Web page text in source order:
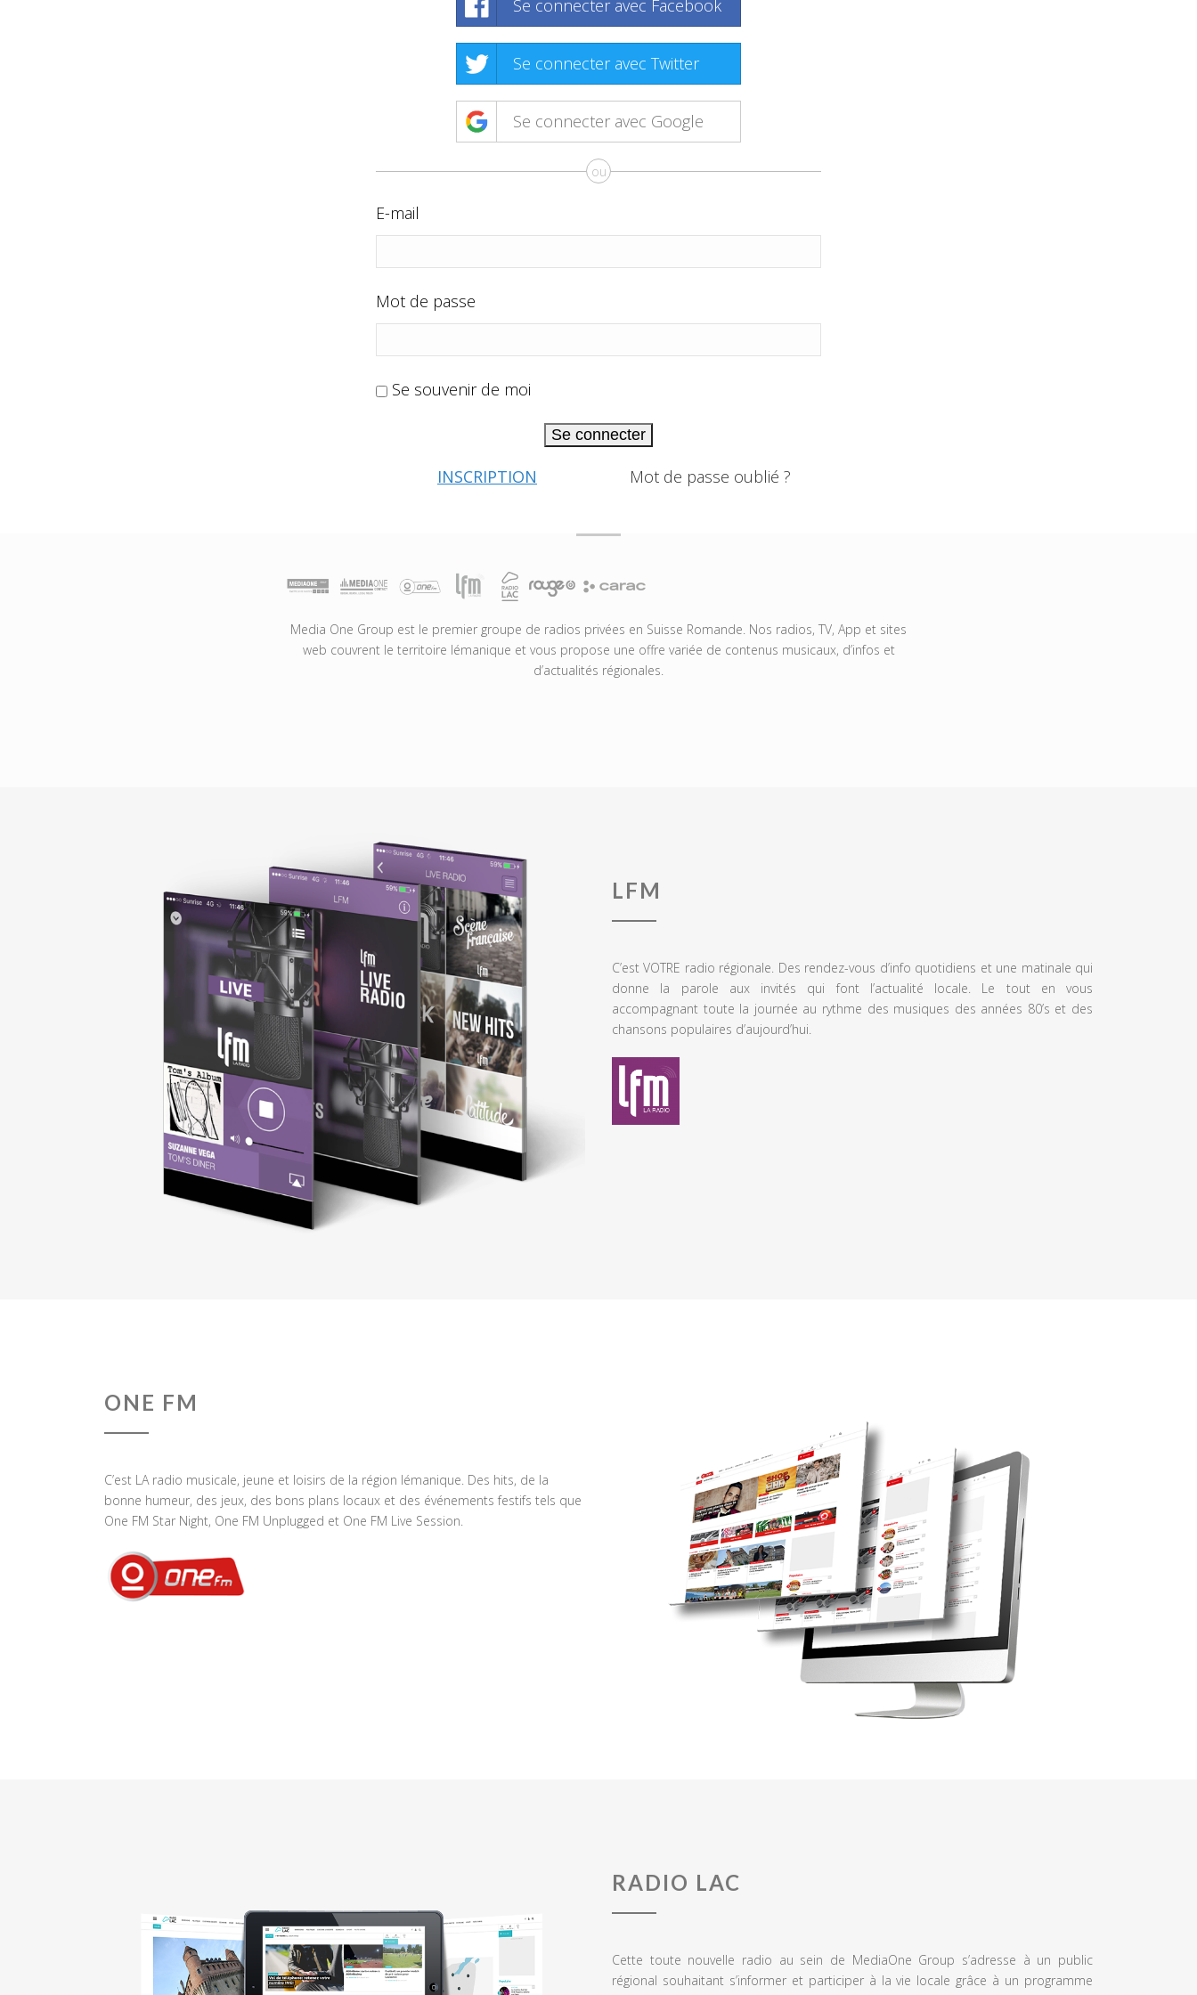
Se connecter avec Facebook
Se connecter avec Twitter
Se connecter avec Google
ou
E-mail
Mot de passe
Se souvenir de moi
Se connecter
INSCRIPTION Mot de passe oublié ?
Media One Group est le premier groupe de radios privées en Suisse Romande. Nos radios, TV, App et sites
web couvrent le territoire lémanique et vous propose une offre variée de contenus musicaux, d’infos et
d’actualités régionales.
LFM
C’est VOTRE radio régionale. Des rendez-vous d’info quotidiens et une matinale qui
donne la parole aux invités qui font l’actualité locale. Le tout en vous
accompagnant toute la journée au rythme des musiques des années 80’s et des
chansons populaires d’aujourd’hui.
ONE FM
C’est LA radio musicale, jeune et loisirs de la région lémanique. Des hits, de la
bonne humeur, des jeux, des bons plans locaux et des événements festifs tels que
One FM Star Night, One FM Unplugged et One FM Live Session.
RADIO LAC
Cette toute nouvelle radio au sein de MediaOne Group s’adresse à un public
régional souhaitant s’informer et participer à la vie locale grâce à un programme